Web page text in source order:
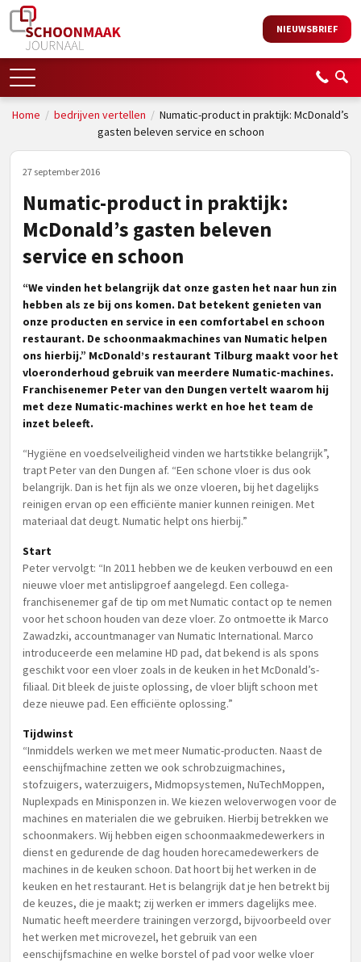
NIEUWSBRIEF
Home / bedrijven vertellen / Numatic-product in praktijk: McDonald’s
gasten beleven service en schoon
27 september 2016
Numatic-product in praktijk:
McDonald’s gasten beleven
service en schoon
“We vinden het belangrijk dat onze gasten het naar hun zin
hebben als ze bij ons komen. Dat betekent genieten van
onze producten en service in een comfortabel en schoon
restaurant. De schoonmaakmachines van Numatic helpen
ons hierbij.” McDonald’s restaurant Tilburg maakt voor het
vloeronderhoud gebruik van meerdere Numatic-machines.
Franchisenemer Peter van den Dungen vertelt waarom hij
met deze Numatic-machines werkt en hoe het team de
inzet beleeft.
“Hygiëne en voedselveiligheid vinden we hartstikke belangrijk”,
trapt Peter van den Dungen af. “Een schone vloer is dus ook
belangrijk. Dan is het fijn als we onze vloeren, bij het dagelijks
reinigen ervan op een efficiënte manier kunnen reinigen. Met
materiaal dat deugt. Numatic helpt ons hierbij.”
Start
Peter vervolgt: “In 2011 hebben we de keuken verbouwd en een
nieuwe vloer met antislipgroef aangelegd. Een collega-
franchisenemer gaf de tip om met Numatic contact op te nemen
voor het schoon houden van deze vloer. Zo ontmoette ik Marco
Zawadzki, accountmanager van Numatic International. Marco
introduceerde een melamine HD pad, dat bekend is als spons
geschikt voor een vloer zoals in de keuken in het McDonald’s-
filiaal. Dit bleek de juiste oplossing, de vloer blijft schoon met
deze nieuwe pad. Een efficiënte oplossing.”
Tijdwinst
“Inmiddels werken we met meer Numatic-producten. Naast de
eenschijfmachine zetten we ook schrobzuigmachines,
stofzuigers, waterzuigers, Midmopsystemen, NuTechMoppen,
Nuplexpads en Minisponzen in. We kiezen weloverwogen voor de
machines en materialen die we gebruiken. Hierbij betrekken we
schoonmakers. Wij hebben eigen schoonmaakmedewerkers in
dienst en gedurende de dag houden horecamedewerkers de
machines in de keuken schoon. Dat hoort bij het werken in de
keuken en het restaurant. Het is belangrijk dat je hen betrekt bij
de keuzes, die je maakt; zij werken er immers dagelijks mee.
Numatic heeft meerdere trainingen verzorgd, bijvoorbeeld over
het werken met microvezel, het gebruik van een
eenschijfsmachine en welke borstel of pad voor welke vloer